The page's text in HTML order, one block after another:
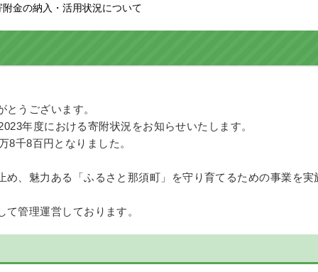
金の納入・活用状況について
うございます。
年度における寄附状況をお知らせいたします。
8千8百円となりました。
、魅力ある「ふるさと那須町」を守り育てるための事業を実
管理運営しております。